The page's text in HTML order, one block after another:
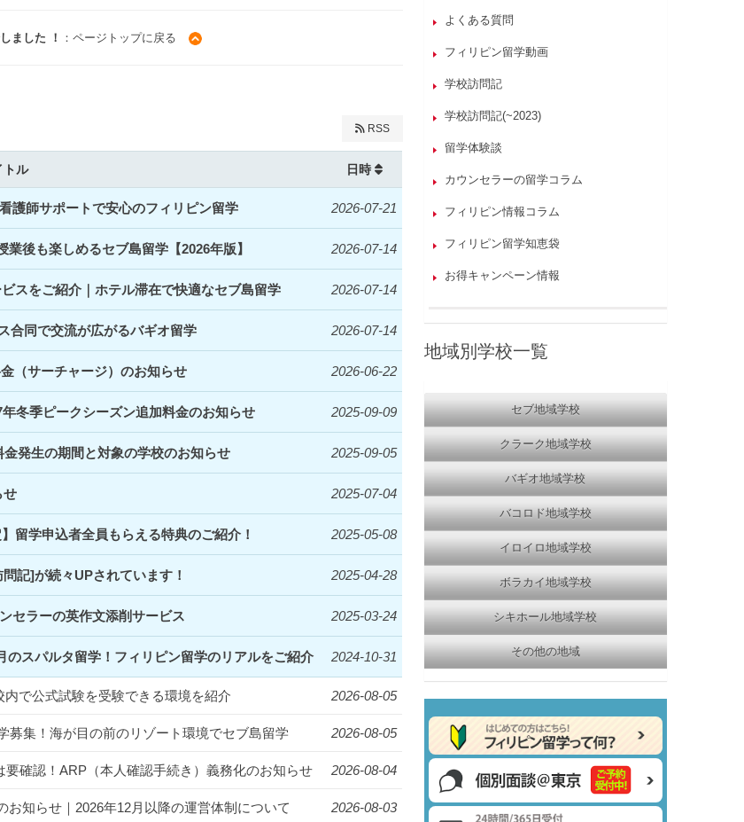
ました ！ ：ページトップに戻る
RSS
トル 日時
護師サポートで安心のフィリピン留学 2026-07-21
後も楽しめるセブ島留学【2026年版】 2026-07-14
スをご紹介｜ホテル滞在で快適なセブ島留学 2026-07-14
合同で交流が広がるバギオ留学 2026-07-14
（サーチャージ）のお知らせ 2026-06-22
冬季ピークシーズン追加料金のお知らせ 2025-09-09
金発生の期間と対象の学校のお知らせ 2025-09-05
せ 2025-07-04
留学申込者全員もらえる特典のご紹介！ 2025-05-08
記]が続々UPされています！ 2025-04-28
セラーの英作文添削サービス 2025-03-24
のスパルタ留学！フィリピン留学のリアルをご紹介 2024-10-31
内で公式試験を受験できる環境を紹介 2026-08-05
募集！海が目の前のリゾート環境でセブ島留学 2026-08-05
要確認！ARP（本人確認手続き）義務化のお知らせ 2026-08-04
お知らせ｜2026年12月以降の運営体制について 2026-08-03
よくある質問
フィリピン留学動画
学校訪問記
学校訪問記(~2023)
留学体験談
カウンセラーの留学コラム
フィリピン情報コラム
フィリピン留学知恵袋
お得キャンペーン情報
地域別学校一覧
セブ地域学校
クラーク地域学校
バギオ地域学校
バコロド地域学校
イロイロ地域学校
ボラカイ地域学校
シキホール地域学校
その他の地域